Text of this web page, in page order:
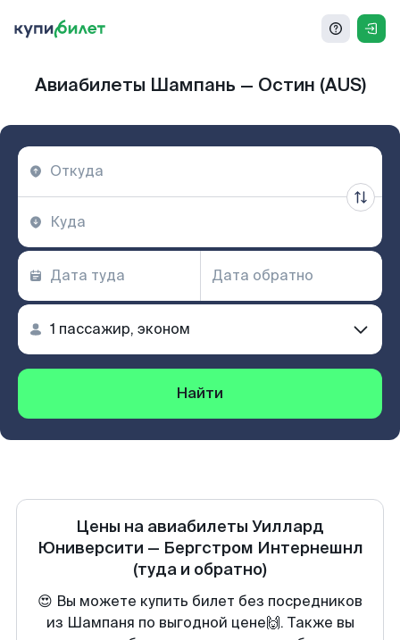
Авиабилеты Шампань — Остин (AUS)
Найти
Цены на авиабилеты Уиллард
Юниверсити — Бергстром Интернешнл
(туда и обратно)
😍 Вы можете купить билет без посредников
из Шампаня по выгодной цене🙌. Также вы